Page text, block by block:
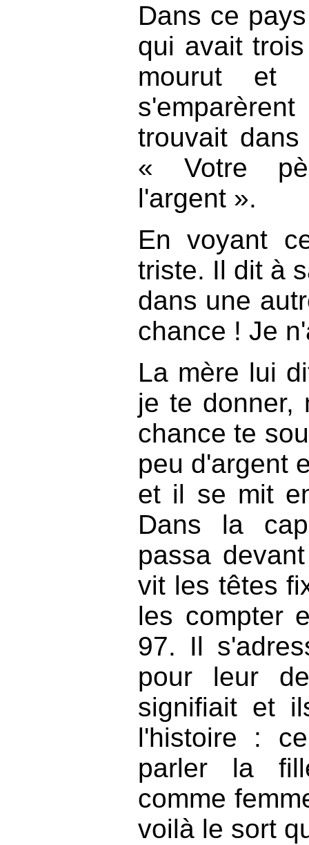
Dans ce
qui avait
mourut et
trouvait
« Votre
l'argent ».
En voyant
triste. Il dit à
dans une
chance ! Je
La mère lui
je te donner,
chance te
peu d'argent
et il se mit
Dans la
passa
vit les têtes
les compter
97. Il
pour leur
signifiait et
l'histoire :
parler la
comme
voilà le sort